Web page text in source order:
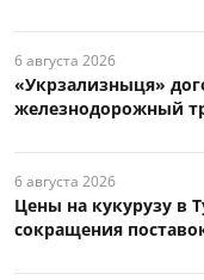
6 августа 2026
«Укрзализныця»
железнодорожный
6 августа 2026
Цены на кукурузу в
сокращения